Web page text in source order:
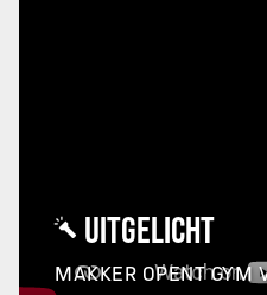
UITGELICHT
MAKKER OPENT GYM